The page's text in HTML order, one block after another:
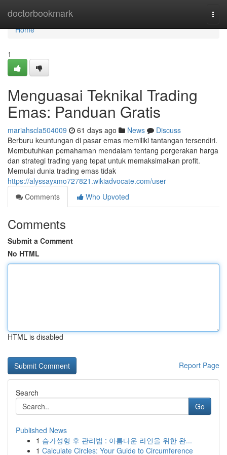
doctorbookmark
Home
Home
1
Menguasai Teknikal Trading
Emas: Panduan Gratis
mariahscla504009 61 days ago News
Discuss
Berburu keuntungan di pasar emas memiliki tantangan tersendiri.
Membutuhkan pemahaman mendalam tentang pergerakan harga
dan strategi trading yang tepat untuk memaksimalkan profit.
Memulai dunia trading emas tidak
https://alyssayxmo727821.wikiadvocate.com/user
Comments
Who Upvoted
Comments
Submit a Comment
No HTML
HTML is disabled
Report Page
Search
Go
Published News
1 슴가성형 후 관리법 : 아름다운 라인을 위한 완...
1 Calculate Circles: Your Guide to Circumference